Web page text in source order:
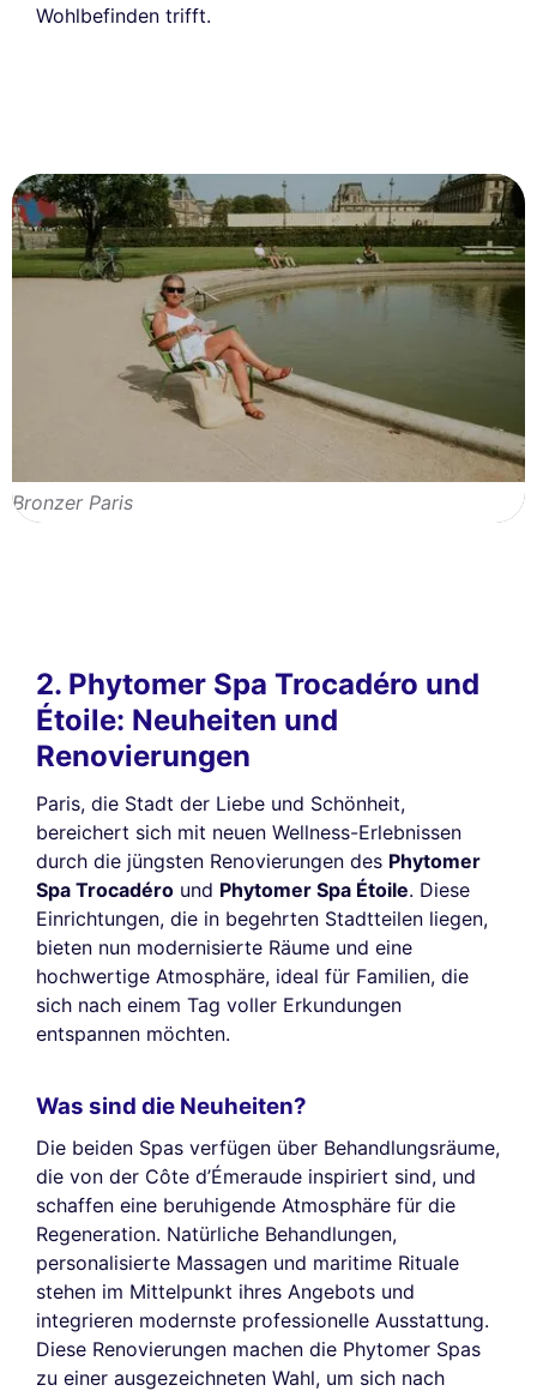
Wohlbefinden trifft.
Bronzer Paris
2. Phytomer Spa Trocadéro und
Étoile: Neuheiten und
Renovierungen
Paris, die Stadt der Liebe und Schönheit,
bereichert sich mit neuen Wellness-Erlebnissen
durch die jüngsten Renovierungen des Phytomer
Spa Trocadéro und Phytomer Spa Étoile. Diese
Einrichtungen, die in begehrten Stadtteilen liegen,
bieten nun modernisierte Räume und eine
hochwertige Atmosphäre, ideal für Familien, die
sich nach einem Tag voller Erkundungen
entspannen möchten.
Was sind die Neuheiten?
Die beiden Spas verfügen über Behandlungsräume,
die von der Côte d’Émeraude inspiriert sind, und
schaffen eine beruhigende Atmosphäre für die
Regeneration. Natürliche Behandlungen,
personalisierte Massagen und maritime Rituale
stehen im Mittelpunkt ihres Angebots und
integrieren modernste professionelle Ausstattung.
Diese Renovierungen machen die Phytomer Spas
zu einer ausgezeichneten Wahl, um sich nach